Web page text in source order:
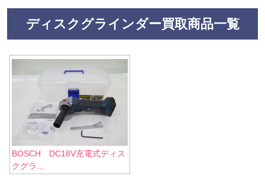
ディスクグラインダー買取商品一覧
BOSCH DC18V充電式ディス
クグラ...